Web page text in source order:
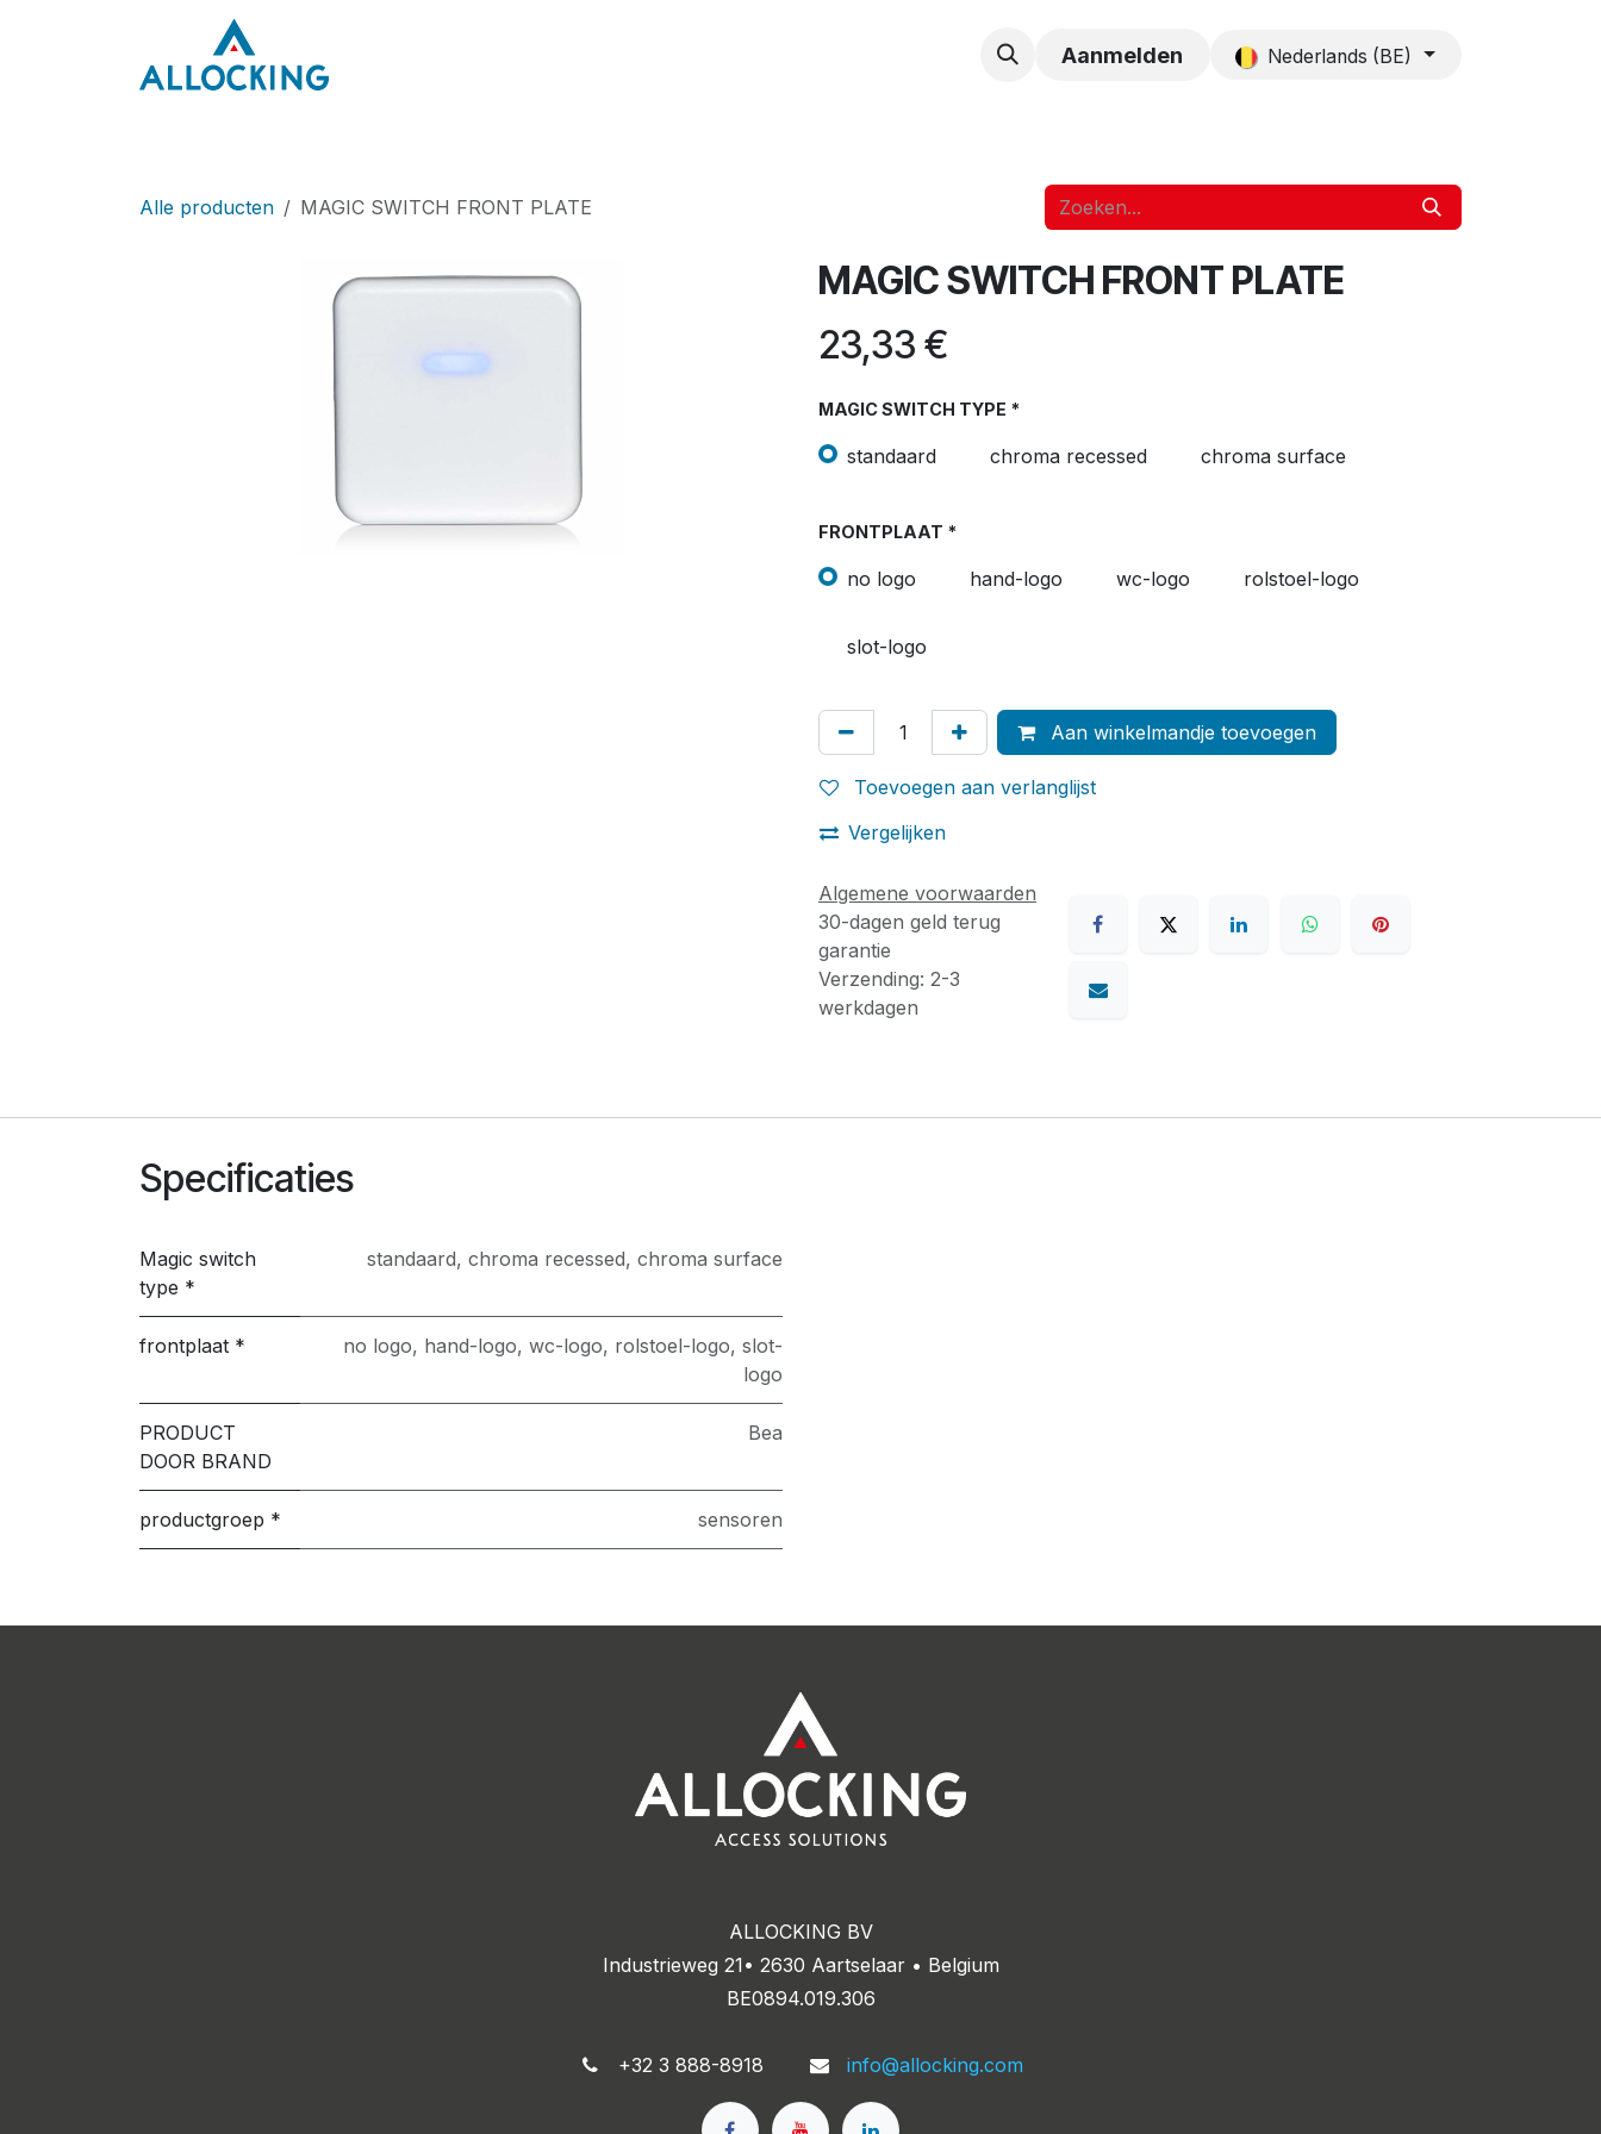
Vacatures Contact
Aanmelden Nederlands (BE)
Alle producten MAGIC SWITCH FRONT PLATE
MAGIC SWITCH FRONT PLATE
23,33 €
MAGIC SWITCH TYPE *
standaard chroma recessed chroma surface
FRONTPLAAT *
no logo hand-logo wc-logo rolstoel-logo
slot-logo
Aan winkelmandje toevoegen
Toevoegen aan verlanglijst
Vergelijken
Algemene voorwaarden
30-dagen geld terug
garantie
Verzending: 2-3
werkdagen
Specificaties
Magic switch
type *
standaard, chroma recessed, chroma surface
frontplaat * no logo, hand-logo, wc-logo, rolstoel-logo, slot-
logo
PRODUCT
DOOR BRAND
Bea
productgroep * sensoren
ALLOCKING BV
Industrieweg 21• 2630 Aartselaar • Belgium
BE0894.019.306
+32 3 888-8918 info@allocking.com